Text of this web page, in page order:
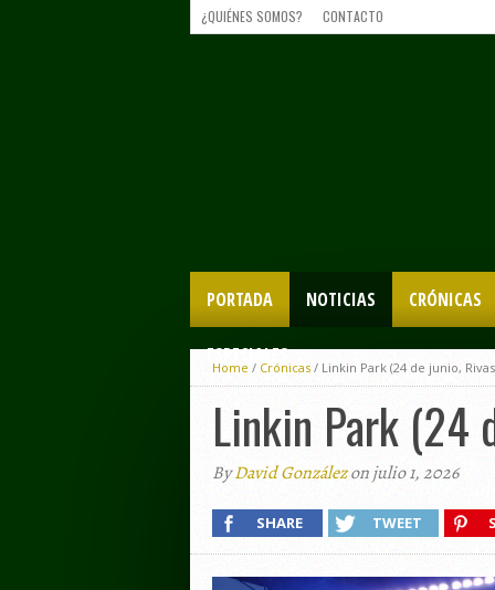
¿QUIÉNES SOMOS? CONTACTO
PORTADA NOTICIAS CRÓNICAS
ESPECIALES
Home / Crónicas / Linkin Park (24 de junio,
Linkin Park (24
ByDavid Gonzálezon julio 1, 2026
SHARE TWEET